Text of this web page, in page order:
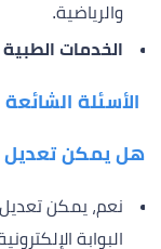
والرياضية.
الخدمات الطبية
الأسئلة
هل يمكن تعديل
نعم، يمكن
البوابة